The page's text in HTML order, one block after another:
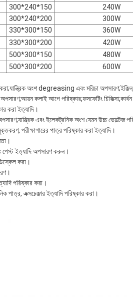
300*240*150
240W
300*240*200
300W
330*300*150
360W
330*300*200
420W
500*300*150
480W
500*300*200 600W
অংশ degreasing এবং মরিচা
কলাই আগে পরিষ্কার;ফসফেটিং
করা ইত্যাদি।
এবং ইলেকট্রনিক অংশ যেমন উচ্চ ভোল্টেজ
পরীক্ষাগারের পাত্র পরিষ্কার করা ইত্যাদি।
পেস্ট ইত্যাদি অপসারণ করুন।
করা।
পরিষ্কার করা।
পাত্র, এক্সচেঞ্জার ইত্যাদি পরিষ্কার করা।